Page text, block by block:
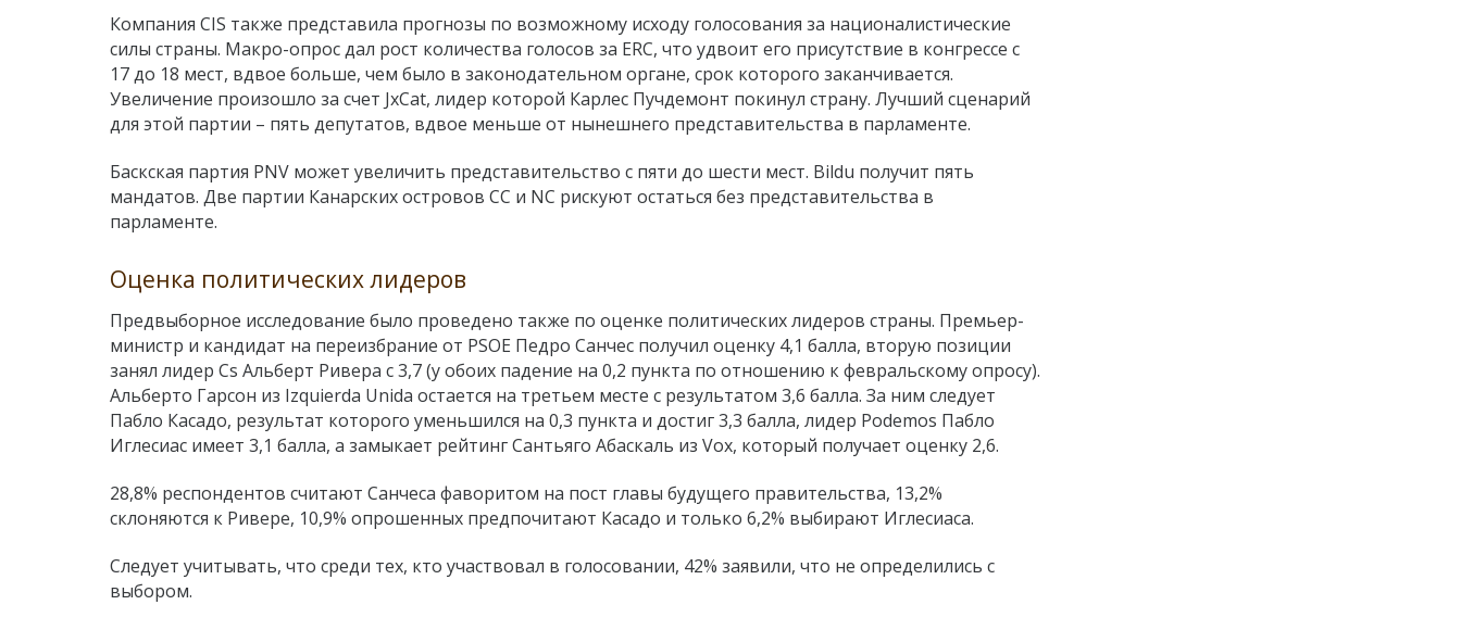
Компания CIS также представила прогнозы по возможному исходу голосования за националистические
силы страны. Макро-опрос дал рост количества голосов за ERC, что удвоит его присутствие в конгрессе с
17 до 18 мест, вдвое больше, чем было в законодательном органе, срок которого заканчивается.
Увеличение произошло за счет JxCat, лидер которой Карлес Пучдемонт покинул страну. Лучший сценарий
для этой партии – пять депутатов, вдвое меньше от нынешнего представительства в парламенте.
Баскская партия PNV может увеличить представительство с пяти до шести мест. Bildu получит пять
мандатов. Две партии Канарских островов CC и NC рискуют остаться без представительства в
парламенте.
Оценка политических лидеров
Предвыборное исследование было проведено также по оценке политических лидеров страны. Премьер-
министр и кандидат на переизбрание от PSOE Педро Санчес получил оценку 4,1 балла, вторую позиции
занял лидер Cs Альберт Ривера с 3,7 (у обоих падение на 0,2 пункта по отношению к февральскому опросу).
Альберто Гарсон из Izquierda Unida остается на третьем месте с результатом 3,6 балла. За ним следует
Пабло Касадо, результат которого уменьшился на 0,3 пункта и достиг 3,3 балла, лидер Podemos Пабло
Иглесиас имеет 3,1 балла, а замыкает рейтинг Сантьяго Абаскаль из Vox, который получает оценку 2,6.
28,8% респондентов считают Санчеса фаворитом на пост главы будущего правительства, 13,2%
склоняются к Ривере, 10,9% опрошенных предпочитают Касадо и только 6,2% выбирают Иглесиаса.
Следует учитывать, что среди тех, кто участвовал в голосовании, 42% заявили, что не определились с
выбором.